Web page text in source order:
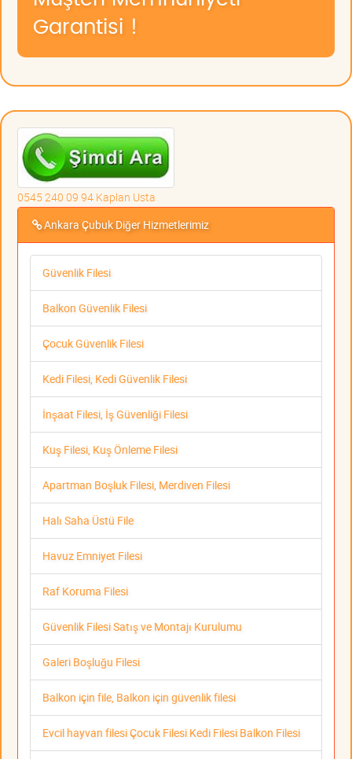
Garantisi !
0545 240 09 94 Kaplan Usta
Ankara Çubuk Diğer Hizmetlerimiz
Güvenlik Filesi
Balkon Güvenlik Filesi
Çocuk Güvenlik Filesi
Kedi Filesi, Kedi Güvenlik Filesi
İnşaat Filesi, İş Güvenliği Filesi
Kuş Filesi, Kuş Önleme Filesi
Apartman Boşluk Filesi, Merdiven Filesi
Halı Saha Üstü File
Havuz Emniyet Filesi
Raf Koruma Filesi
Güvenlik Filesi Satış ve Montajı Kurulumu
Galeri Boşluğu Filesi
Balkon için file, Balkon için güvenlik filesi
Evcil hayvan filesi Çocuk Filesi Kedi Filesi Balkon Filesi